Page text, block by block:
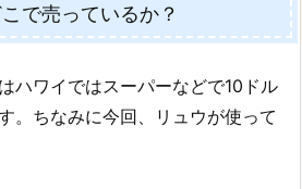
で売っているか？
ハワイではスーパーなどで10ドル
。ちなみに今回、リュウが使って